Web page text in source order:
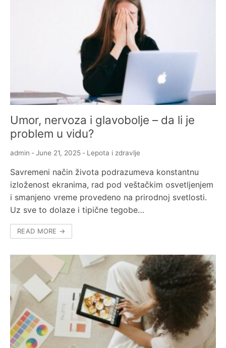
Umor, nervoza i glavobolje – da li je
problem u vidu?
admin -June 21, 2025 - Lepota i zdravlje
Savremeni način života podrazumeva konstantnu
izloženost ekranima, rad pod veštačkim osvetljenjem
i smanjeno vreme provedeno na prirodnoj svetlosti.
Uz sve to dolaze i tipične tegobe…
READ MORE →